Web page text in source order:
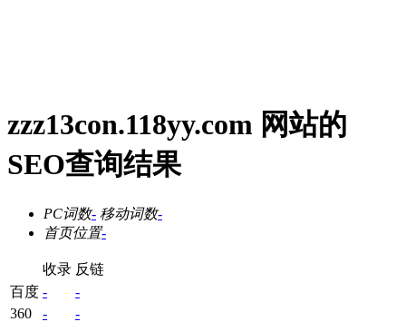
zzz13con.118yy.com 网站的
SEO查询结果
PC词数- 移动词数-
首页位置-
收录 反链
百度 -
-
360
-
-